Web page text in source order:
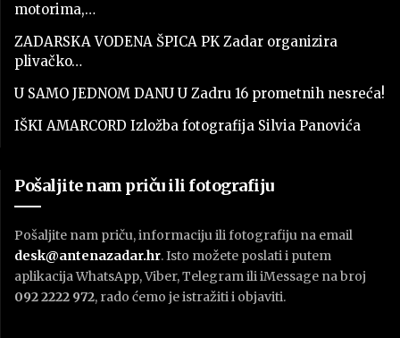
motorima,…
ZADARSKA VODENA ŠPICA PK Zadar organizira
plivačko…
U SAMO JEDNOM DANU U Zadru 16 prometnih nesreća!
IŠKI AMARCORD Izložba fotografija Silvia Panovića
Pošaljite nam priču ili fotografiju
Pošaljite nam priču, informaciju ili fotografiju na email
desk@antenazadar.hr. Isto možete poslati i putem
aplikacija WhatsApp, Viber, Telegram ili iMessage na broj
092 2222 972, rado ćemo je istražiti i objaviti.